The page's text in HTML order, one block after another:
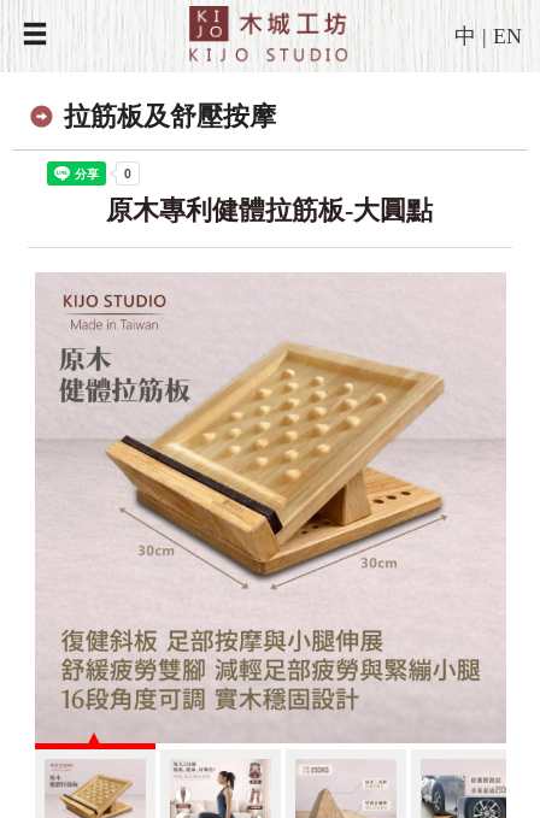
中 |EN
拉筋板及舒壓按摩
原木專利健體拉筋板-大圓點